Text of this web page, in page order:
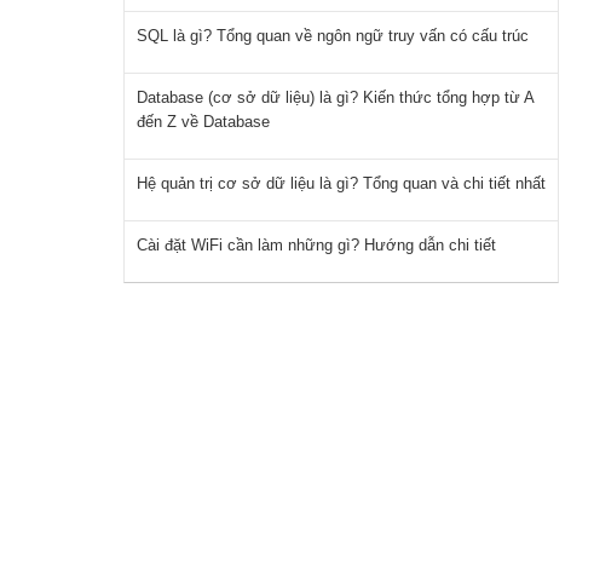
SQL là gì? Tổng quan về ngôn ngữ truy vấn có cấu trúc
Database (cơ sở dữ liệu) là gì? Kiến thức tổng hợp từ A
đến Z về Database
Hệ quản trị cơ sở dữ liệu là gì? Tổng quan và chi tiết nhất
Cài đặt WiFi cần làm những gì? Hướng dẫn chi tiết